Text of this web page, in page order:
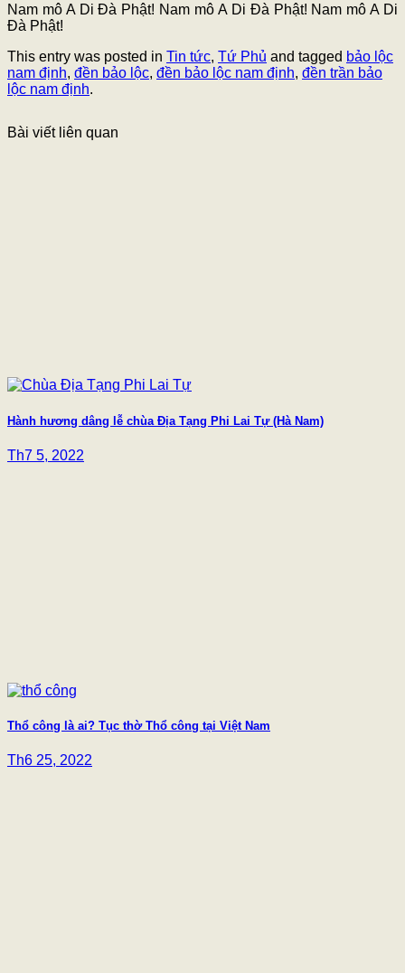
Nam mô A Di Đà Phật! Nam mô A Di Đà Phật! Nam mô A Di
Đà Phật!
This entry was posted in Tin tức, Tứ Phủ and tagged bảo lộc
nam định, đền bảo lộc, đền bảo lộc nam định, đền trần bảo
lộc nam định.
Bài viết liên quan
Hành hương dâng lễ chùa Địa Tạng Phi Lai Tự (Hà Nam)
Th7 5, 2022
Thổ công là ai? Tục thờ Thổ công tại Việt Nam
Th6 25, 2022